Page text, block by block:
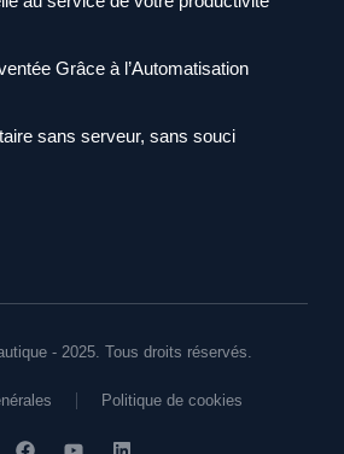
Grâce à l’Automatisation
sans serveur, sans souci
- 2025. Tous droits réservés.
Politique de cookies